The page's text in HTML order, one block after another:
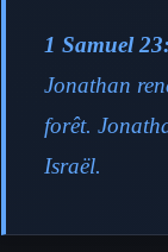
1 Samuel
Jonathan
forêt.
Israël.